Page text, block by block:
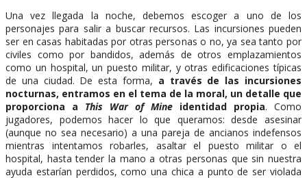
Una vez llegada la noche, debemos escoger a uno de los
personajes para salir a buscar recursos. Las incursiones pueden
ser en casas habitadas por otras personas o no, ya sea tanto por
civiles como por bandidos, además de otros emplazamientos
como un hospital, un puesto militar, y otras edificaciones típicas
de una ciudad. De esta forma, a través de las incursiones
nocturnas, entramos en el tema de la moral, un detalle que
proporciona a This War of Mine identidad propia. Como
jugadores, podemos hacer lo que queramos: desde asesinar
(aunque no sea necesario) a una pareja de ancianos indefensos
mientras intentamos robarles, asaltar el puesto militar o el
hospital, hasta tender la mano a otras personas que sin nuestra
ayuda estarían perdidos, como una chica a punto de ser violada